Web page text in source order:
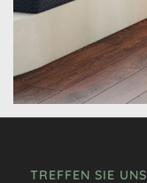
TREFFEN SIE UNS